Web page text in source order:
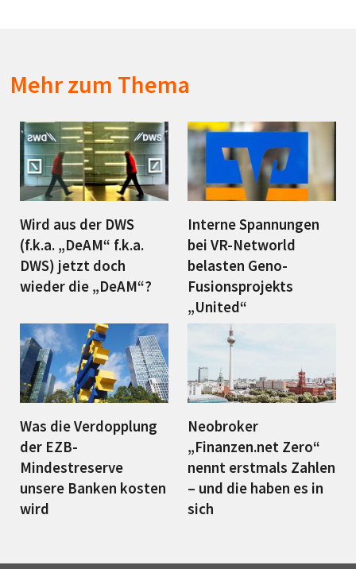
Mehr zum Thema
Wird aus der DWS
(f.k.a. „DeAM“ f.k.a.
DWS) jetzt doch
wieder die „DeAM“?
Interne Spannungen
bei VR-Networld
belasten Geno-
Fusionsprojekts
„United“
Was die Verdopplung
der EZB-
Mindestreserve
unsere Banken kosten
wird
Neobroker
„Finanzen.net Zero“
nennt erstmals Zahlen
– und die haben es in
sich